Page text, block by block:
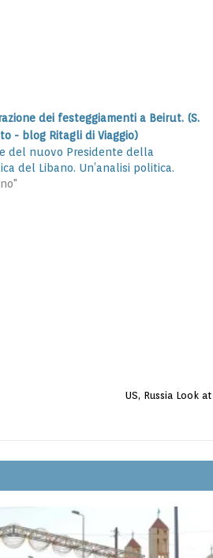
del nuovo Presidente della
del Libano. Un’analisi politica.
US, Russia Look